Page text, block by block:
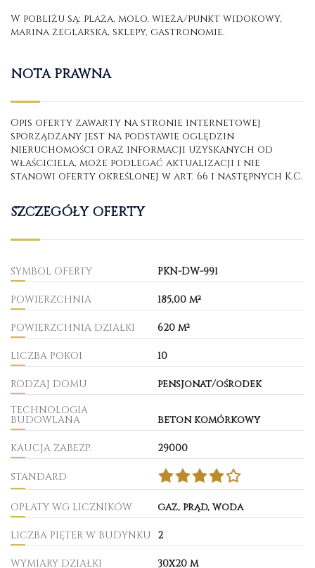
W pobliżu są: plaża, molo, wieża/punkt widokowy,
marina żeglarska, sklepy, gastronomie.
NOTA PRAWNA
Opis oferty zawarty na stronie internetowej
sporządzany jest na podstawie oględzin
nieruchomości oraz informacji uzyskanych od
właściciela, może podlegać aktualizacji i nie
stanowi oferty określonej w art. 66 i następnych K.C.
SZCZEGÓŁY OFERTY
SYMBOL OFERTY PKN-DW-991
POWIERZCHNIA 185,00 m²
POWIERZCHNIA DZIAŁKI 620 m²
LICZBA POKOI 10
RODZAJ DOMU
pensjonat/ośrodek
TECHNOLOGIA
BUDOWLANA beton komórkowy
KAUCJA ZABEZP. 29000
STANDARD
OPŁATY WG LICZNIKÓW gaz, prąd, woda
LICZBA PIĘTER W BUDYNKU 2
WYMIARY DZIAŁKI 30x20 m